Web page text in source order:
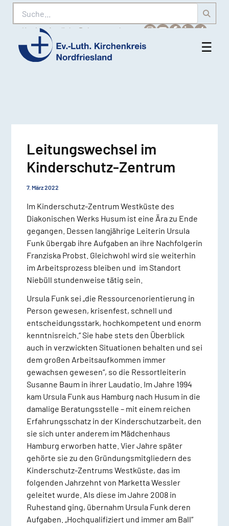
Suche
Karriere Amtliche Bekanntmachungen
Ev.-
☰
Leitungswechsel im
Kinderschutz-Zentrum
7. März 2022
Im Kinderschutz-Zentrum Westküste des
Diakonischen Werks Husum ist eine Ära zu Ende
gegangen. Dessen langjährige Leiterin Ursula
Funk übergab ihre Aufgaben an ihre Nachfolgerin
Franziska Probst. Gleichwohl wird sie weiterhin
im Arbeitsprozess bleiben und im Standort
Niebüll stundenweise tätig sein.
Ursula Funk sei „die Ressourcenorientierung in
Person gewesen, krisenfest, schnell und
entscheidungsstark, hochkompetent und enorm
kenntnisreich.“ Sie habe stets den Überblick
auch in verzwickten Situationen behalten und sei
dem großen Arbeitsaufkommen immer
gewachsen gewesen“, so die Ressortleiterin
Susanne Baum in ihrer Laudatio. Im Jahre 1994
kam Ursula Funk aus Hamburg nach Husum in die
damalige Beratungsstelle – mit einem reichen
Erfahrungsschatz in der Kinderschutzarbeit, den
sie sich unter anderem im Mädchenhaus
Hamburg erworben hatte. Vier Jahre später
gehörte sie zu den Gründungsmitgliedern des
Kinderschutz-Zentrums Westküste, das im
folgenden Jahrzehnt von Marketta Wessler
geleitet wurde. Als diese im Jahre 2008 in
Ruhestand ging, übernahm Ursula Funk deren
Aufgaben. „Hochqualifiziert und immer am Ball“